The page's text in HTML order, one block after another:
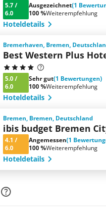
5.7/
6.0
Ausgezeichnet(1
100 %Weiterempfehlung
Hoteldetails
Bremerhaven, Bremen,
Best Western Plus
5.0/
6.0
Sehr gut(1 Bewertungen)
100 %Weiterempfehlung
Hoteldetails
Bremen, Bremen, Deutschland
ibis budget Bremen
4.1 /
6.0
Angemessen(1
100 %Weiterempfehlung
Hoteldetails